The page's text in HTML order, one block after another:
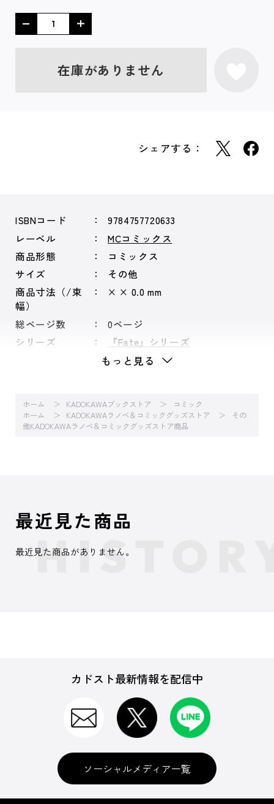
在庫がありません
シェアする：
ISBNコード
9784757720633
レーベル
MCコミックス
商品形態
コミックス
サイズ
その他
商品寸法（/束
幅）
× × 0.0 mm
総ページ数
0ページ
シリーズ
『Fate』シリーズ
もっと見る
ホーム KADOKAWAブックストア
コミック
ホーム
KADOKAWAラノベ＆コミックグッズストア
その
他KADOKAWAラノベ＆コミックグッズストア商品
最近見た商品
最近見た商品がありません。
カドスト最新情報を配信中
ソーシャルメディア一覧